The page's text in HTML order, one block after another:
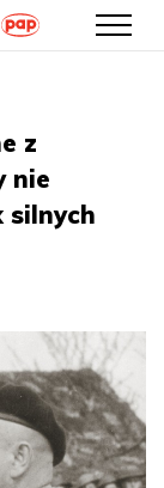
z
nie
silnych